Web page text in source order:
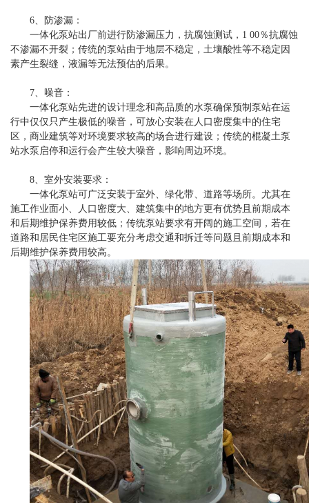
6、防渗漏：
一体化泵站出厂前进行防渗漏压力，抗腐蚀测试，1 00％抗腐蚀
不渗漏不开裂；传统的泵站由于地层不稳定，土壤酸性等不稳定因
素产生裂缝，液漏等无法预估的后果。
7、噪音：
一体化泵站先进的设计理念和高品质的水泵确保预制泵站在运
行中仅仅只产生极低的噪音，可放心安装在人口密度集中的住宅
区，商业建筑等对环境要求较高的场合进行建设；传统的棍凝土泵
站水泵启停和运行会产生较大噪音，影响周边环境。
8、室外安装要求：
一体化泵站可广泛安装于室外、绿化带、道路等场所。尤其在
施工作业面小、人口密度大、建筑集中的地方更有优势且前期成本
和后期维护保养费用较低；传统泵站要求有开阔的施工空间，若在
道路和居民住宅区施工要充分考虑交通和拆迁等问题且前期成本和
后期维护保养费用较高。